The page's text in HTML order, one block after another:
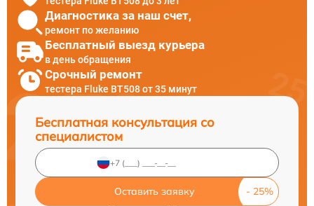
Диагностика за наш счет,
ремонт по желанию
Бесплатный выезд курьера
в день обращения
Срочный ремонт
тестера Fluke BT508 от 35 минут
Бесплатная консультация со
специалистом
Оставить заявку